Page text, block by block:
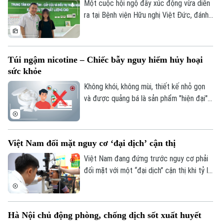
Golf
Tin tức
Sao
Thời trang
Âm nhạc
Đã phát sóng
lòa, Orbis - tổ chức phi chính phủ quốc tế
- đã đồng hành với ngành mắt Việt Nam
Một cuộc hội ngộ đầy xúc động vừa diễn
ra tại Bệnh viện Hữu nghị Việt Đức, đánh
Túi ngậm nicotine – Chiếc bẫy nguy hiểm hủy hoại
sức khỏe
Không khói, không mùi, thiết kế nhỏ gọn
và được quảng bá là sản phẩm "hiện đại",
những cảnh báo về nguy cơ gây nghiện
cực mạnh, những hệ lụy với sức khỏe và
thách thức mới đối với công tác quản lý.
Việt Nam đối mặt nguy cơ ‘đại dịch’ cận thị
Việt Nam đang đứng trước nguy cơ phải
đối mặt với một “đại dịch” cận thị khi tỷ lệ
“Giải pháp nâng cao thị lực trong thời đại
Hà Nội chủ động phòng, chống dịch sốt xuất huyết